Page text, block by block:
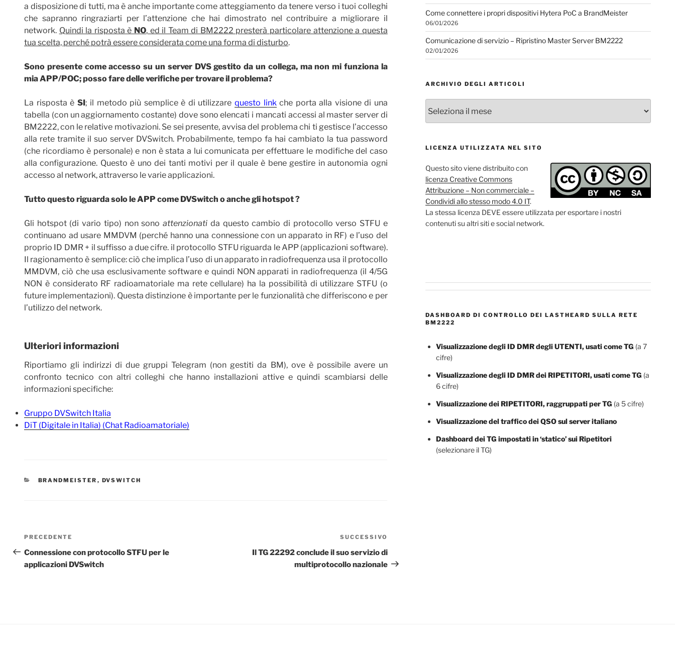
a disposizione di tutti, ma è anche importante come atteggiamento da tenere verso i tuoi colleghi
che sapranno ringraziarti per l’attenzione che hai dimostrato nel contribuire a migliorare il
network. Quindi la risposta è NO, ed il Team di BM2222 presterà particolare attenzione a questa
tua scelta, perché potrà essere considerata come una forma di disturbo.
Sono presente come accesso su un server DVS gestito da un collega, ma non mi funziona la
mia APP/POC; posso fare delle verifiche per trovare il problema?
La risposta è SI; il metodo più semplice è di utilizzarequesto linkche porta alla visione di una
tabella (con un aggiornamento costante) dove sono elencati i mancati accessi al master server di
BM2222, con le relative motivazioni. Se sei presente, avvisa del problema chi ti gestisce l’accesso
alla rete tramite il suo server DVSwitch. Probabilmente, tempo fa hai cambiato la tua password
(che ricordiamo è personale) e non è stata a lui comunicata per effettuare le modifiche del caso
alla configurazione. Questo è uno dei tanti motivi per il quale è bene gestire in autonomia ogni
accesso al network, attraverso le varie applicazioni.
Tutto questo riguarda solo le APP come DVSwitch o anche gli hotspot ?
Gli hotspot (di vario tipo) non sonoattenzionati da questo cambio di protocollo verso STFU e
continuano ad usare MMDVM (perché hanno una connessione con un apparato in RF) e l’uso del
proprio ID DMR + il suffisso a due cifre. il protocollo STFU riguarda le APP (applicazioni software).
Il ragionamento è semplice: ciò che implica l’uso di un apparato in radiofrequenza usa il protocollo
MMDVM, ciò che usa esclusivamente software e quindi NON apparati in radiofrequenza (il 4/5G
NON è considerato RF radioamatoriale ma rete cellulare) ha la possibilità di utilizzare STFU (o
future implementazioni). Questa distinzione è importante per le funzionalità che differiscono e per
l’utilizzo del network.
Ulteriori informazioni
Riportiamo gli indirizzi di due gruppi Telegram (non gestiti da BM), ove è possibile avere un
confronto tecnico con altri colleghi che hanno installazioni attive e quindi scambiarsi delle
informazioni specifiche:
Gruppo DVSwitch Italia
DiT (Digitale in Italia) (Chat Radioamatoriale)
CATEGORIE
BRANDMEISTER , DVSWITCH
Navigazione
articoli
Articolo
precedente:
PRECEDENTE
Connessione con protocollo STFU per le
applicazioni DVSwitch
successivo
SUCCESSIVO
Il TG 22292 conclude il suo servizio di
multiprotocollo nazionale
Come connettere i propri dispositivi Hytera PoC a BrandMeister
06/01/2026
Comunicazione di servizio – Ripristino Master Server BM2222
02/01/2026
ARCHIVIO DEGLI ARTICOLI
degli
articoli
LICENZA UTILIZZATA NEL SITO
Questo sito viene distribuito con
licenza Creative Commons
Attribuzione – Non commerciale –
Condividi allo stesso modo 4.0 IT.
La stessa licenza DEVE essere utilizzata per esportare i nostri
contenuti su altri siti e social network.
DASHBOARD DI CONTROLLO DEI LASTHEARD SULLA RETE
BM2222
Visualizzazione degli ID DMR degli UTENTI, usati come TG (a 7
cifre)
Visualizzazione degli ID DMR dei RIPETITORI, usati come TG (a
6 cifre)
Visualizzazione dei RIPETITORI, raggruppati per TG (a 5 cifre)
Visualizzazione del traffico dei QSO sul server italiano
Dashboard dei TG impostati in ‘statico’ sui Ripetitori
(selezionare il TG)